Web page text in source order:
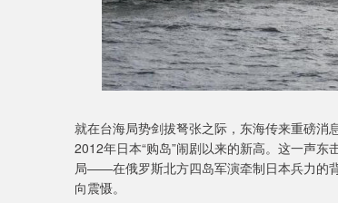
就在台海局势剑拔弩张之际，东海传来重磅
2012年日本“购岛”闹剧以来的新高。这一声
局——在俄罗斯北方四岛军演牵制日本兵力的
向震慑。